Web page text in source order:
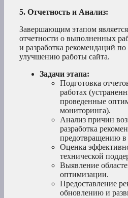
5. Отчетность и Анализ:
Завершающим этапом
отчетности о выполненных
и разработка рекомендаций
улучшению работы сайта.
Задачи этапа:
Подготовка
работах
проведенные
мониторинга).
Анализ причин
разработка
предотвращению
Оценка
технической
Выявление
оптимизации.
Предоставление
обновлению и